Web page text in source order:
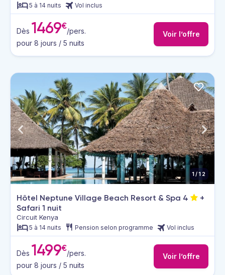
5 à 14 nuits Vol inclus
Dès 1469€/pers.
pour 8 jours / 5 nuits
Voir l’offre
1/12
Hôtel Neptune Village Beach Resort & Spa 4
+
Safari 1 nuit
Circuit Kenya
5 à 14 nuits Pension selon programme Vol inclus
Dès 1499€/pers.
pour 8 jours / 5 nuits
Voir l’offre